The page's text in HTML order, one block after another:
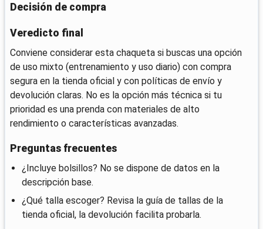
Decisión de compra
Veredicto final
Conviene considerar esta chaqueta si buscas una opción
de uso mixto (entrenamiento y uso diario) con compra
segura en la tienda oficial y con políticas de envío y
devolución claras. No es la opción más técnica si tu
prioridad es una prenda con materiales de alto
rendimiento o características avanzadas.
Preguntas frecuentes
¿Incluye bolsillos? No se dispone de datos en la
descripción base.
¿Qué talla escoger? Revisa la guía de tallas de la
tienda oficial, la devolución facilita probarla.